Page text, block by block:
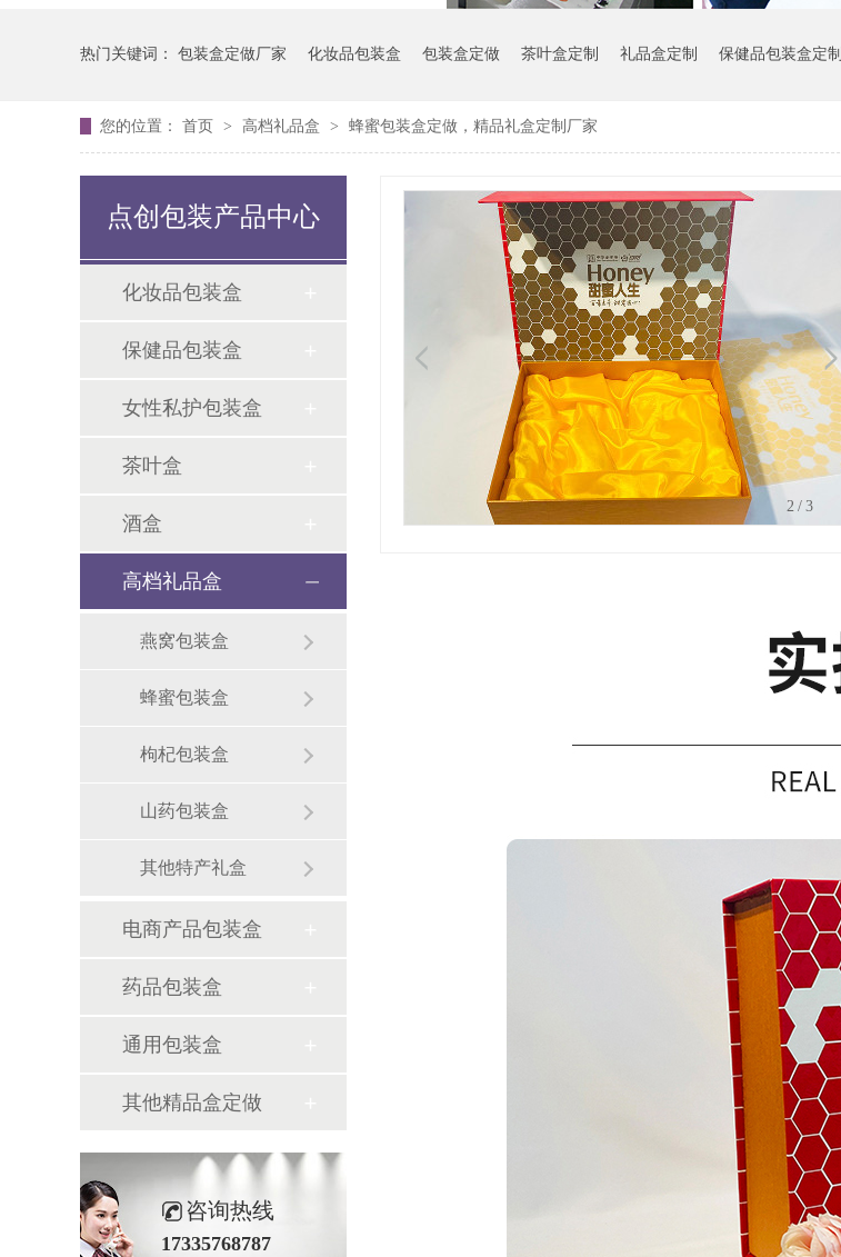
热门关键词： 包装盒定做厂家 化妆品包装盒 包装盒定做 茶叶盒定制 礼品盒定制 保健品包装盒定制
您的位置： 首页 > 高档礼品盒 > 蜂蜜包装盒定做，精品礼盒定制厂家
点创包装产品中心
化妆品包装盒
保健品包装盒
女性私护包装盒
茶叶盒
酒盒
高档礼品盒
燕窝包装盒
蜂蜜包装盒
枸杞包装盒
山药包装盒
其他特产礼盒
电商产品包装盒
药品包装盒
通用包装盒
其他精品盒定做
咨询热线
17335768787
3 /3